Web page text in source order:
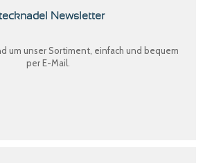
Newsletter
um unser Sortiment, einfach und bequem
per E-Mail.